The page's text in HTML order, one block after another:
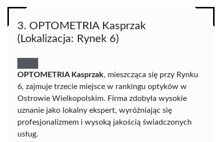
3. OPTOMETRIA Kasprzak
(Lokalizacja: Rynek 6)
OPTOMETRIA Kasprzak, mieszcząca się przy Rynku
6, zajmuje trzecie miejsce w rankingu optyków w
Ostrowie Wielkopolskim. Firma zdobyła wysokie
uznanie jako lokalny ekspert, wyróżniając się
profesjonalizmem i wysoką jakością świadczonych
usług.